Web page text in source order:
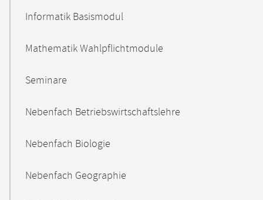
Informatik Basismodul
Mathematik Wahlpflichtmodule
Seminare
Nebenfach Betriebswirtschaftslehre
Nebenfach Biologie
Nebenfach Geographie